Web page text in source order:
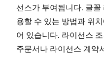
선스가 부여됩니다. 글
용할 수 있는 방법과 위
어 있습니다. 라이선스
주문서나 라이선스 계약